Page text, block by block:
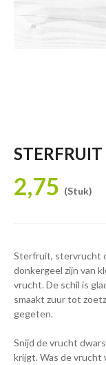
STERFRUIT
2,75 (Stuk)
Sterfruit, stervrucht
donkergeel zijn van
vrucht. De schil is
smaakt zuur tot
gegeten.
Snijd de vrucht
krijgt. Was de vrucht